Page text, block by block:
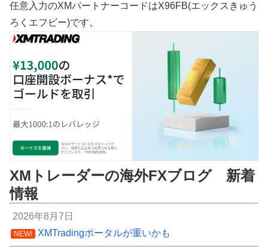
任意入力のXMパートナーコードはX96FB(エックスきゅう
ろくエフビー)です。
XMトレーダーの海外FXブログ 新着
情報
2026年8月7日
NEW! XMTradingポータルが重いかも